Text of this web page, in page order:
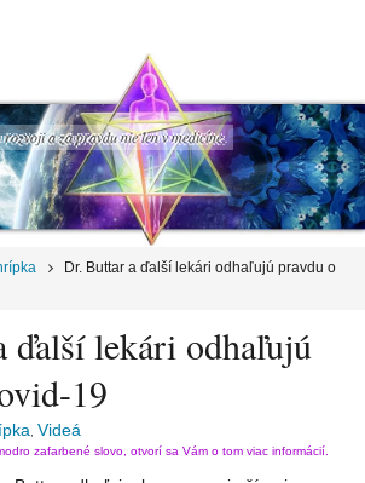
a za pravdu nie len v medicíne.
Dr. Buttar a ďalší lekári odhaľujú pravdu o
ďalší lekári odhaľujú
19
Videá
zafarbené slovo, otvorí sa Vám o tom viac informácií.